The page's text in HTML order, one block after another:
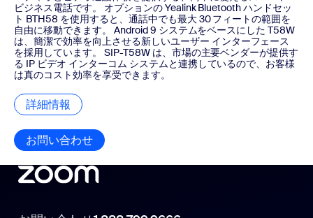
ビジネス電話です。 オプションの Yealink Bluetooth ハンドセッ
ト BTH58 を使用すると、通話中でも最大 30 フィートの範囲を
自由に移動できます。 Android 9 システムをベースにした T58W
は、簡潔で効率を向上させる新しいユーザー インターフェース
を採用しています。 SIP-T58W は、市場の主要ベンダーが提供す
る IP ビデオ インターコム システムと連携しているので、お客様
は真のコスト効率を享受できます。
詳細情報 詳細情報
お問い合わせ お問い合わせ